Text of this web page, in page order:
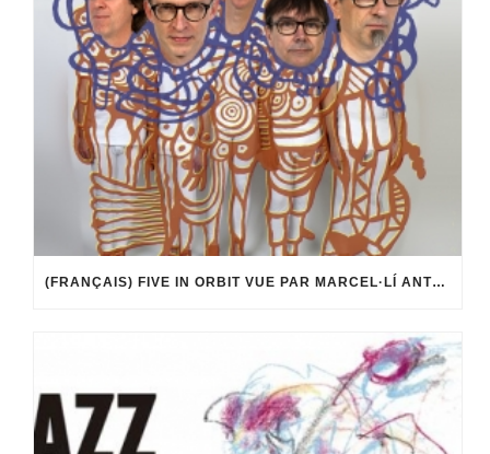
(FRANÇAIS) FIVE IN ORBIT VUE PAR MARCEL·LÍ ANTÚNEZ ROCA